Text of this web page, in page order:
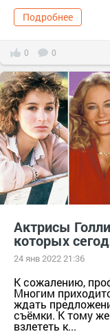
Подробнее
0 0
Актрисы
которых
24 янв 2022 21:36
К сожалению,
Многим
ждать
съёмки. К тому
взлететь к...